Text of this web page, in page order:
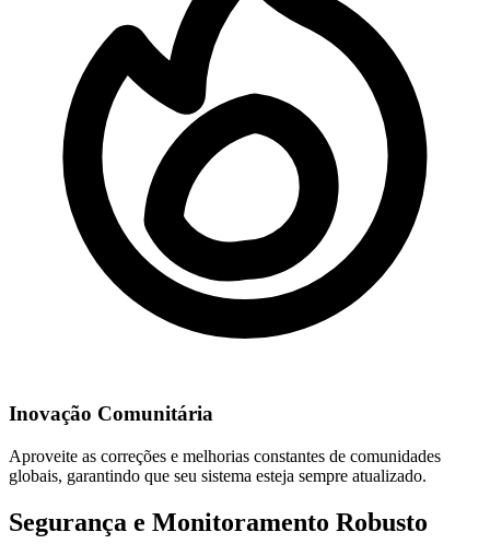
Inovação Comunitária
Aproveite as correções e melhorias constantes de comunidades
globais, garantindo que seu sistema esteja sempre atualizado.
Segurança e Monitoramento Robusto